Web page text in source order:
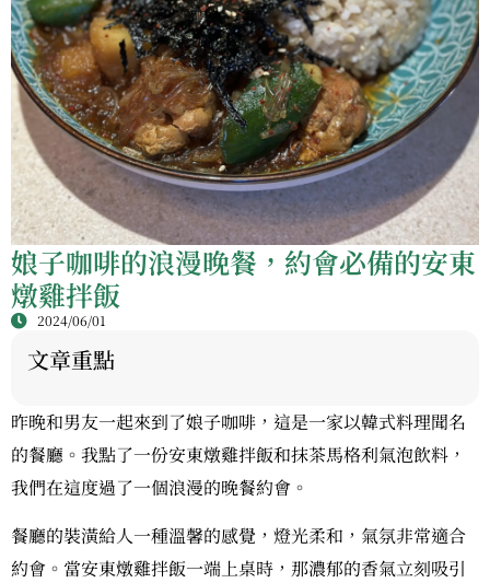
娘子咖啡的浪漫晚餐，約會必備的安東
燉雞拌飯
2024/06/01
文章重點
昨晚和男友一起來到了娘子咖啡，這是一家以韓式料理聞名
的餐廳。我點了一份安東燉雞拌飯和抹茶馬格利氣泡飲料，
我們在這度過了一個浪漫的晚餐約會。
餐廳的裝潢給人一種溫馨的感覺，燈光柔和，氣氛非常適合
約會。當安東燉雞拌飯一端上桌時，那濃郁的香氣立刻吸引